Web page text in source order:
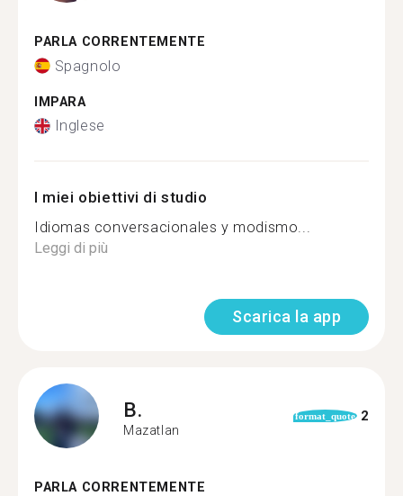
PARLA CORRENTEMENTE
Spagnolo
IMPARA
Inglese
I miei obiettivi di studio
Idiomas conversacionales y modismo...
Leggi di più
Scarica la app
B.
Mazatlan
format_quote 2
PARLA CORRENTEMENTE